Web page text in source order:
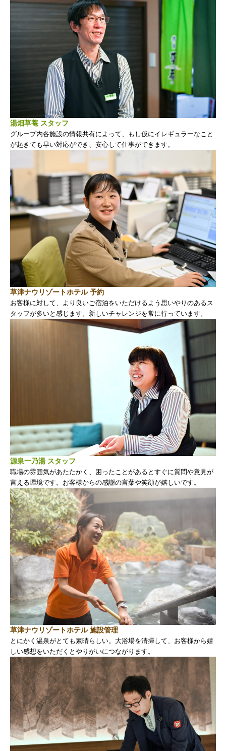
湯畑草菴 スタッフ
グループ内各施設の情報共有によって、もし仮にイレギュラーなこと
が起きても早い対応ができ、安心して仕事ができます。
草津ナウリゾートホテル 予約
お客様に対して、より良いご宿泊をいただけるよう思いやりのあるス
タッフが多いと感じます。新しいチャレンジを常に行っています。
源泉一乃湯 スタッフ
職場の雰囲気があたたかく、困ったことがあるとすぐに質問や意見が
言える環境です。お客様からの感謝の言葉や笑顔が嬉しいです。
草津ナウリゾートホテル 施設管理
とにかく温泉がとても素晴らしい。大浴場を清掃して、お客様から嬉
しい感想をいただくとやりがいにつながります。